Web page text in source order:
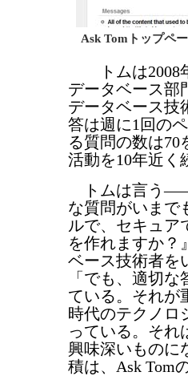
Ask Tomトップペ
トムは2008年
データベース部
データベース技
答は週に1回の
る質問の数は70
活動を10年近く
トムは言う――
な質問がいまで
ルで、セキュア
を作れますか？
ベース技術者を
「でも、適切
ている。それが
時代のテクノロ
っている。それ
興味深いものに
積は、Ask Tom